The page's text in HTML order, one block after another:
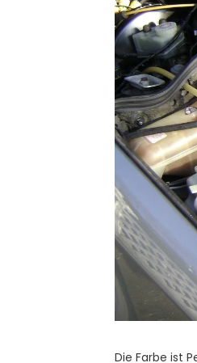
Die Farbe ist